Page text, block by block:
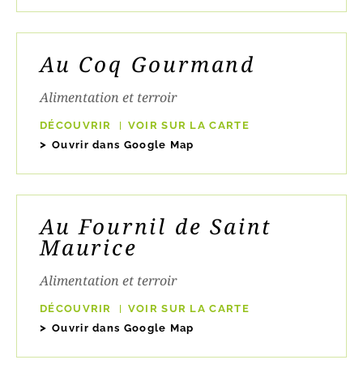
Au Coq Gourmand
Alimentation et terroir
DÉCOUVRIR
VOIR SUR LA CARTE
Ouvrir dans Google Map
Au Fournil de Saint
Maurice
Alimentation et terroir
DÉCOUVRIR
VOIR SUR LA CARTE
Ouvrir dans Google Map